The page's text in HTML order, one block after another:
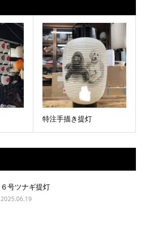
特注手描き提灯
６号ツナギ提灯
2025.06.19